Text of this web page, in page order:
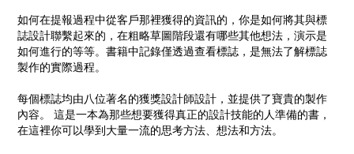
如何在提報過程中從客戶那裡獲得的資訊的，你是如何將其與標
誌設計聯繫起來的，在粗略草圖階段還有哪些其他想法，演示是
如何進行的等等。書籍中記錄僅透過查看標誌，是無法了解標誌
製作的實際過程。
每個標誌均由八位著名的獲獎設計師設計，並提供了寶貴的製作
內容。 這是一本為那些想要獲得真正的設計技能的人準備的書，
在這裡你可以學到大量一流的思考方法、想法和方法。